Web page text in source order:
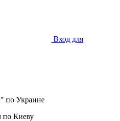
Вход для
по Украине
по Киеву